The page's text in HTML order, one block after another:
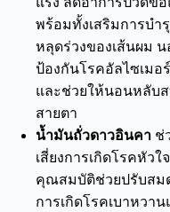
พร้อมทั้งเสริมการบำ
หลุดร่วงของเส้นผม น
ป้องกันโรคอัลไซเมอร์
และช่วยให้นอนหลับส
สายตา
น้ำมันถั่วดาวอินคา ช่
เสี่ยงการเกิดโรคหัวใจ
คุณสมบัติช่วยปรับสม
การเกิดโรคเบาหวาน